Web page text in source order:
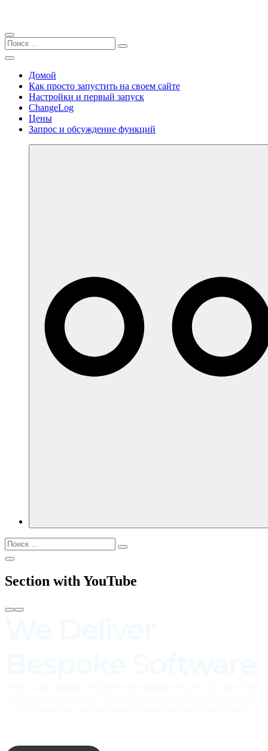
Закрыть
Поиск
Найти:
Поиск
Перейти
содержимому
Меню
Домой
Как просто запустить на своем сайте
Настройки и первый запуск
ChangeLog
Цены
Запрос и обсуждение функций
Найти:
Поиск
Открыть
Section with YouTube